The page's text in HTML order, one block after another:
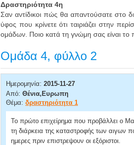
Δραστηριότητα 4η
Σαν αντίδικοι πώς θα απαντούσατε στο
ύφος που κρίνετε ότι ταιριάζει στην
ομάδων. Ποιο κατά τη γνώμη σας είναι το
Ομάδα 4, φύλλο 2
Ημερομηνία: 2015-11-27
Από: Θένια,Ευρωπη
Θέμα: δραστηριότητα 1
Το πρώτο επιχείρημα που προβάλλει ο
τη διάρκεια της καταστροφής των αιγων
ημερες πριν επιστρεψουν οι εξόριστοι.